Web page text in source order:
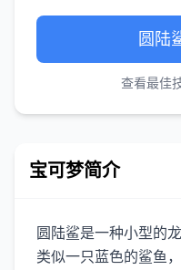
圆陆
查看最佳
宝可梦简介
圆陆鲨是一种小型的
类似一只蓝色的鲨鱼